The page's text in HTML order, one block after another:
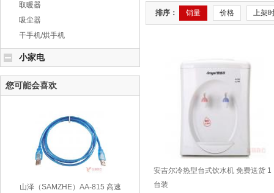
取暖器
吸尘器
干手机/烘手机
小家电
您可能会喜欢
山泽（SAMZHE）AA-815 高速
排序： 销量 价格 上架
安吉尔冷热型台式饮水机 免费送货 1
台装